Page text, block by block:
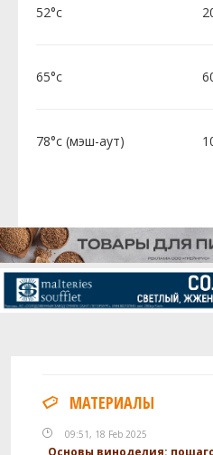
52°c
65°c
78°c (мэш-аут)
МАТЕРИАЛЫ
09:51, 18 Feb 2025
Основы виноделия: